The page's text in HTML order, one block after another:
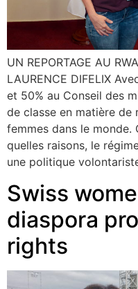
UN REPORTAGE AU
LAURENCE DIFELIX
et 50% au Conseil des
de classe en matière
femmes dans le monde.
quelles raisons, le
une politique
Swiss
diaspora
rights